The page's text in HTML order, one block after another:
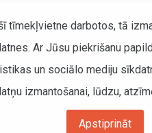
finansiālais atbalsts pārvadātājiem
tīmekļvietne darbotos, tā
Ar Jūsu piekrišanu
un sociālo mediju
izmantošanai, lūdzu,
Apstiprināt